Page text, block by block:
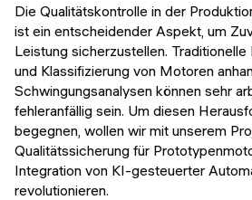
Die Qualitätskontrolle in der
ist ein entscheidender Aspekt, um
Leistung sicherzustellen.
und Klassifizierung von Motoren
Schwingungsanalysen können sehr
fehleranfällig sein. Um diesen
begegnen, wollen wir mit unserem
Qualitätssicherung für
Integration von KI-gesteuerter
revolutionieren.